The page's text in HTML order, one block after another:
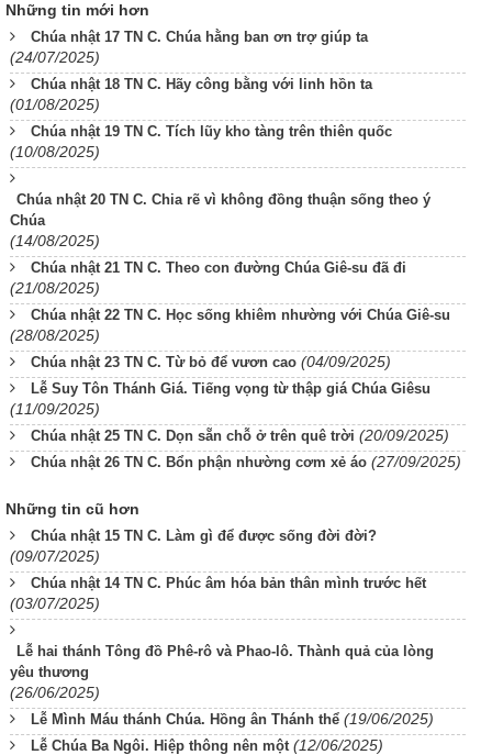
Những tin mới hơn
Chúa nhật 17 TN C. Chúa hằng ban ơn trợ giúp ta
(24/07/2025)
Chúa nhật 18 TN C. Hãy công bằng với linh hồn ta
(01/08/2025)
Chúa nhật 19 TN C. Tích lũy kho tàng trên thiên quốc
(10/08/2025)
Chúa nhật 20 TN C. Chia rẽ vì không đồng thuận sống theo ý
Chúa
(14/08/2025)
Chúa nhật 21 TN C. Theo con đường Chúa Giê-su đã đi
(21/08/2025)
Chúa nhật 22 TN C. Học sống khiêm nhường với Chúa Giê-su
(28/08/2025)
Chúa nhật 23 TN C. Từ bỏ để vươn cao (04/09/2025)
Lễ Suy Tôn Thánh Giá. Tiếng vọng từ thập giá Chúa Giêsu
(11/09/2025)
Chúa nhật 25 TN C. Dọn sẵn chỗ ở trên quê trời (20/09/2025)
Chúa nhật 26 TN C. Bổn phận nhường cơm xẻ áo (27/09/2025)
Những tin cũ hơn
Chúa nhật 15 TN C. Làm gì để được sống đời đời?
(09/07/2025)
Chúa nhật 14 TN C. Phúc âm hóa bản thân mình trước hết
(03/07/2025)
Lễ hai thánh Tông đồ Phê-rô và Phao-lô. Thành quả của lòng
yêu thương
(26/06/2025)
Lễ Mình Máu thánh Chúa. Hồng ân Thánh thể (19/06/2025)
Lễ Chúa Ba Ngôi. Hiệp thông nên một (12/06/2025)